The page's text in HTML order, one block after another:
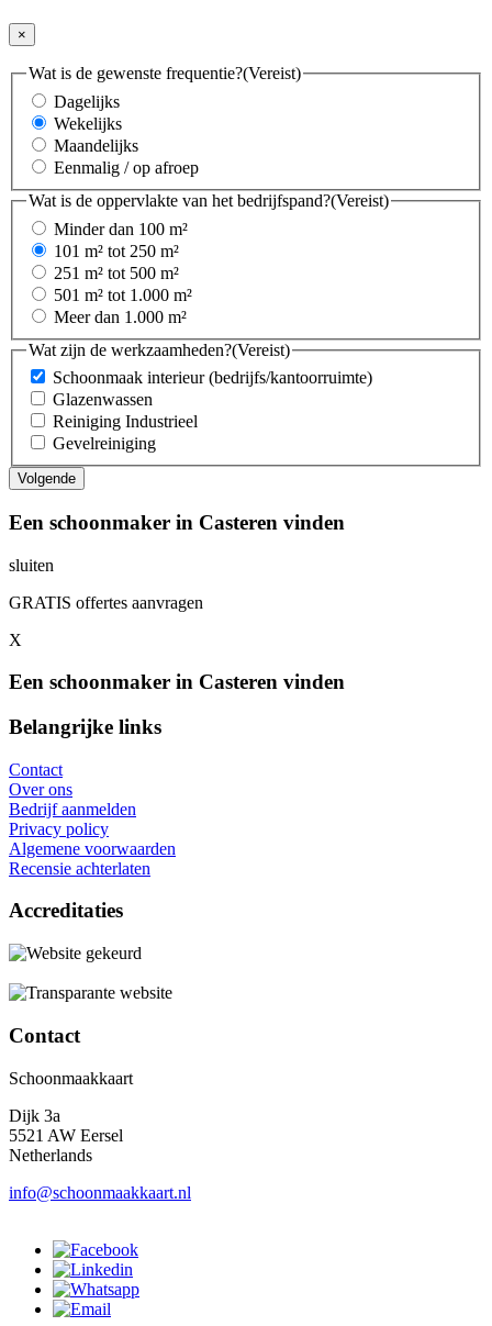
×
Wat is de gewenste frequentie?(Vereist)
Dagelijks
Wekelijks
Maandelijks
Eenmalig / op afroep
Wat is de oppervlakte van het bedrijfspand?(Vereist)
Minder dan 100 m²
101 m² tot 250 m²
251 m² tot 500 m²
501 m² tot 1.000 m²
Meer dan 1.000 m²
Wat zijn de werkzaamheden?(Vereist)
Schoonmaak interieur (bedrijfs/kantoorruimte)
Glazenwassen
Reiniging Industrieel
Gevelreiniging
Een schoonmaker in Casteren vinden
sluiten
GRATIS offertes aanvragen
X
Een schoonmaker in Casteren vinden
Belangrijke links
Contact
Over ons
Bedrijf aanmelden
Privacy policy
Algemene voorwaarden
Recensie achterlaten
Accreditaties
Contact
Schoonmaakkaart
Dijk 3a
5521 AW Eersel
Netherlands
info@schoonmaakkaart.nl